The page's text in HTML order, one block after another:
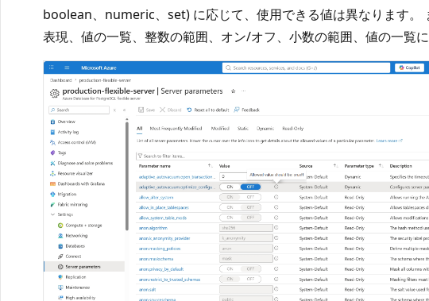
boolean、numeric、set) に応じて、使用できる値は異なります。
表現、値の一覧、整数の範囲、オン/オフ、小数の範囲、値の一覧に